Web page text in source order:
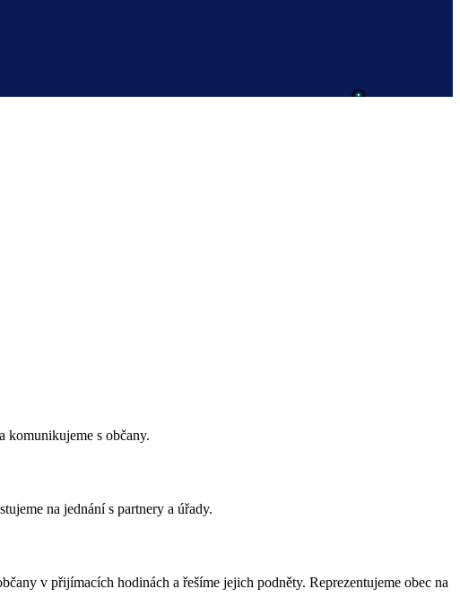
komunikujeme s občany.
na jednání s partnery a úřady.
v přijímacích hodinách a řešíme jejich podněty. Reprezentujeme obec na